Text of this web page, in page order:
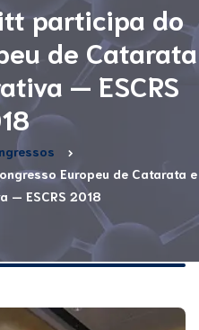
participa do
de Catarata
— ESCRS
Europeu de Catarata e
— ESCRS 2018